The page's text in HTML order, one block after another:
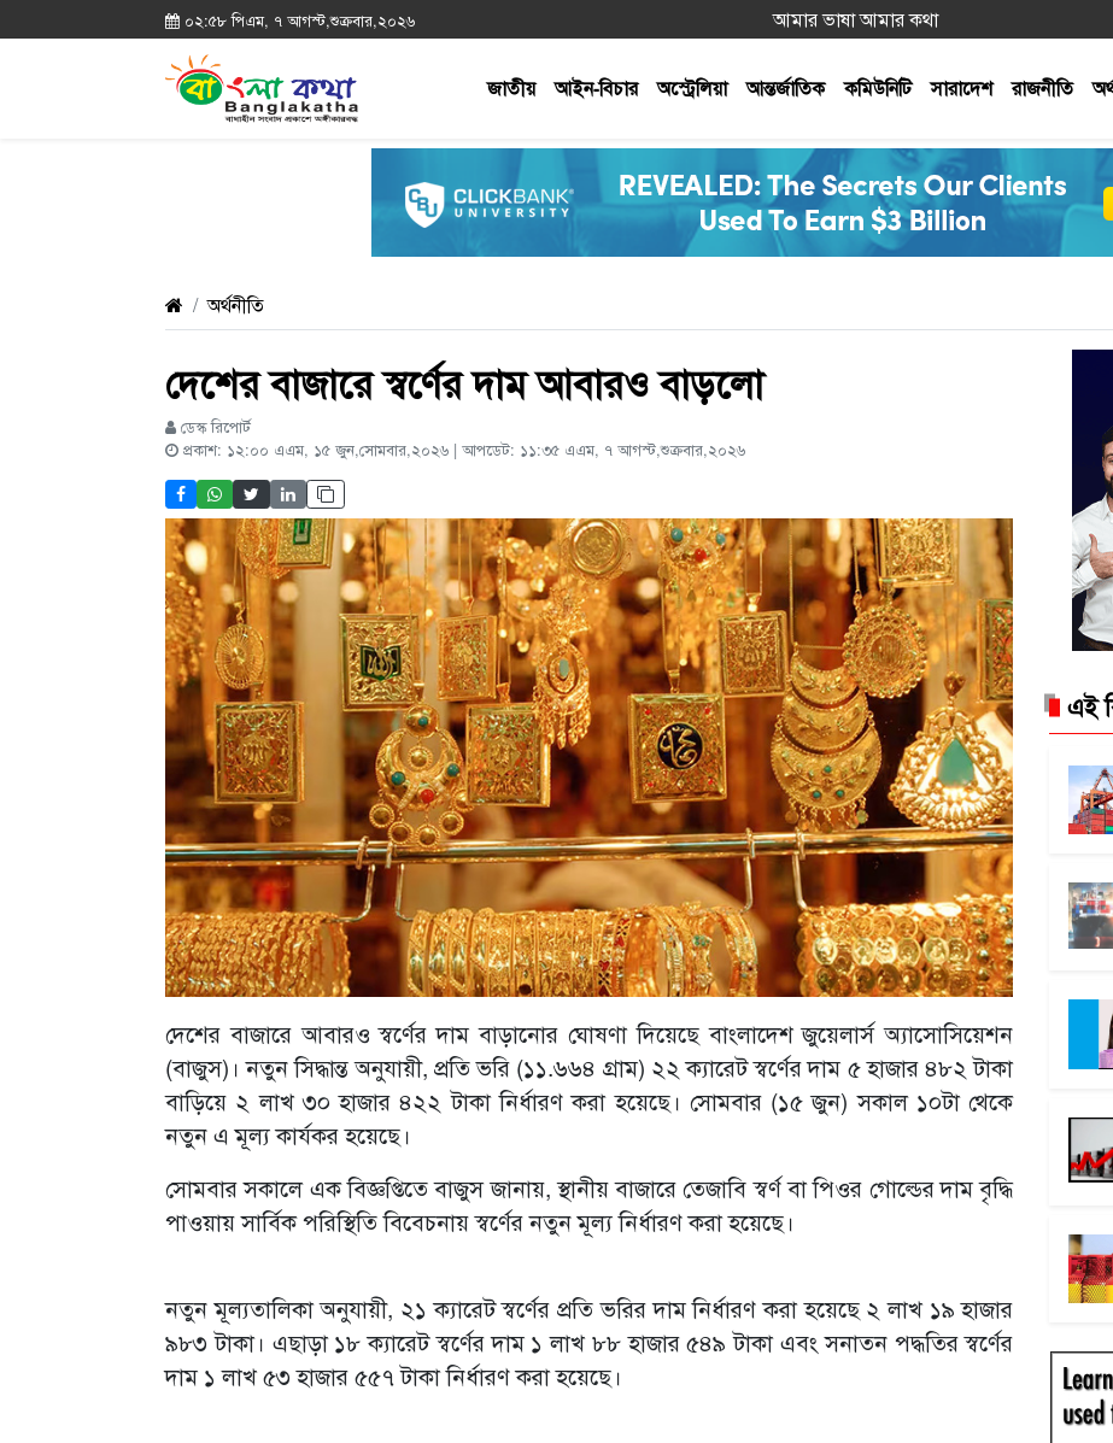
০২:৫৮ পিএম, ৭ আগস্ট,শুক্রবার,২০২৬ আমার ভাষা আমার কথা
জাতীয় আইন-বিচার অস্ট্রেলিয়া আন্তর্জাতিক কমিউনিটি সারাদেশ রাজনীতি
অর্থনীতি
দেশের বাজারে স্বর্ণের দাম আবারও বাড়লো
ডেস্ক রিপোর্ট
প্রকাশ: ১২:০০ এএম, ১৫ জুন,সোমবার,২০২৬ | আপডেট: ১১:৩৫ এএম, ৭ আগস্ট,শুক্রবার,২০২৬
দেশের বাজারে আবারও স্বর্ণের দাম বাড়ানোর ঘোষণা দিয়েছে বাংলাদেশ জুয়েলার্স অ্যাসোসিয়েশন
(বাজুস)। নতুন সিদ্ধান্ত অনুযায়ী, প্রতি ভরি (১১.৬৬৪ গ্রাম) ২২ ক্যারেট স্বর্ণের দাম ৫ হাজার ৪৮২ টাকা
বাড়িয়ে ২ লাখ ৩০ হাজার ৪২২ টাকা নির্ধারণ করা হয়েছে। সোমবার (১৫ জুন) সকাল ১০টা থেকে
নতুন এ মূল্য কার্যকর হয়েছে।
সোমবার সকালে এক বিজ্ঞপ্তিতে বাজুস জানায়, স্থানীয় বাজারে তেজাবি স্বর্ণ বা পিওর গোল্ডের দাম বৃদ্ধি
পাওয়ায় সার্বিক পরিস্থিতি বিবেচনায় স্বর্ণের নতুন মূল্য নির্ধারণ করা হয়েছে।
নতুন মূল্যতালিকা অনুযায়ী, ২১ ক্যারেট স্বর্ণের প্রতি ভরির দাম নির্ধারণ করা হয়েছে ২ লাখ ১৯ হাজার
৯৮৩ টাকা। এছাড়া ১৮ ক্যারেট স্বর্ণের দাম ১ লাখ ৮৮ হাজার ৫৪৯ টাকা এবং সনাতন পদ্ধতির স্বর্ণের
দাম ১ লাখ ৫৩ হাজার ৫৫৭ টাকা নির্ধারণ করা হয়েছে।
এই